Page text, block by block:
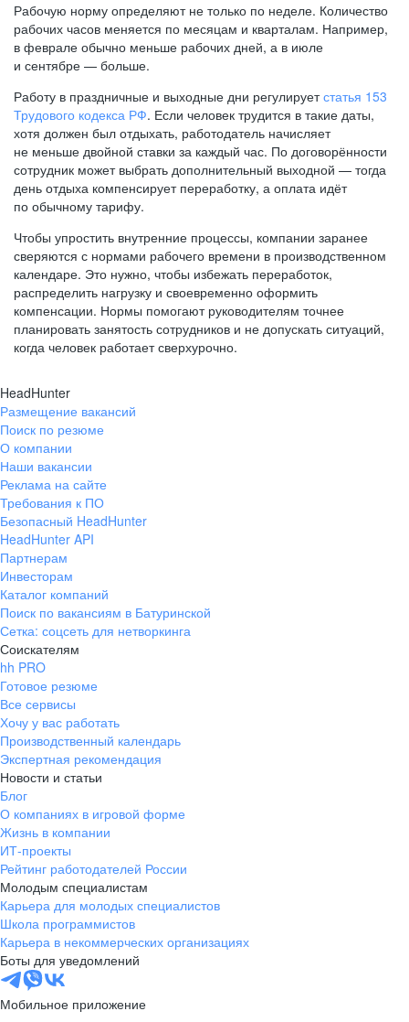
Рабочую норму определяют не только по неделе. Количество
рабочих часов меняется по месяцам и кварталам. Например,
в феврале обычно меньше рабочих дней, а в июле
и сентябре — больше.
Работу в праздничные и выходные дни регулируетстатья 153
Трудового кодекса РФ. Если человек трудится в такие даты,
хотя должен был отдыхать, работодатель начисляет
не меньше двойной ставки за каждый час. По договорённости
сотрудник может выбрать дополнительный выходной — тогда
день отдыха компенсирует переработку, а оплата идёт
по обычному тарифу.
Чтобы упростить внутренние процессы, компании заранее
сверяются с нормами рабочего времени в производственном
календаре. Это нужно, чтобы избежать переработок,
распределить нагрузку и своевременно оформить
компенсации. Нормы помогают руководителям точнее
планировать занятость сотрудников и не допускать ситуаций,
когда человек работает сверхурочно.
HeadHunter
Размещение вакансий
Поиск по резюме
О компании
Наши вакансии
Реклама на сайте
Требования к ПО
Безопасный HeadHunter
HeadHunter API
Партнерам
Инвесторам
Каталог компаний
Поиск по вакансиям в Батуринской
Сетка: соцсеть для нетворкинга
Соискателям
hh PRO
Готовое резюме
Все сервисы
Хочу у вас работать
Производственный календарь
Экспертная рекомендация
Новости и статьи
Блог
О компаниях в игровой форме
Жизнь в компании
ИТ-проекты
Рейтинг работодателей России
Молодым специалистам
Карьера для молодых специалистов
Школа программистов
Карьера в некоммерческих организациях
Боты для уведомлений
Мобильное приложение